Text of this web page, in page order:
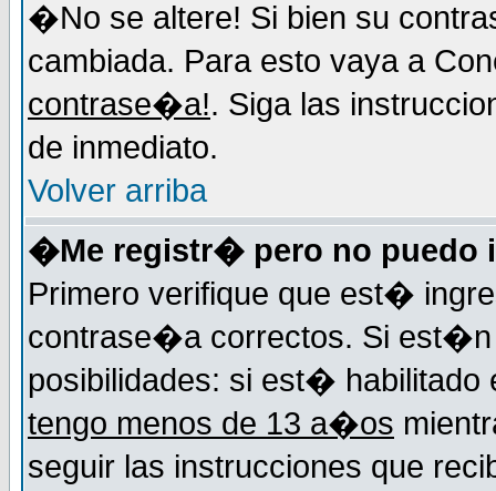
�No se altere! Si bien su
cambiada. Para esto vaya a
contrase�a!. Siga las
de inmediato.
Volver arriba
�Me registr� pero no puedo
Primero verifique que est�
contrase�a correctos. Si est�n
posibilidades: si est�
tengo menos de 13 a�os
seguir las instrucciones que